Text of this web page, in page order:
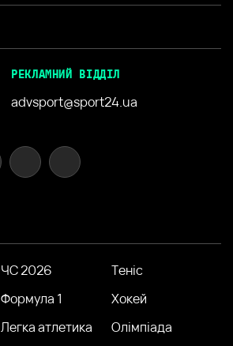
РЕКЛАМНИЙ ВІДДІЛ
advsport@sport24.ua
ЧС 2026
Теніс
Формула 1
Хокей
Легка атлетика
Олімпіада